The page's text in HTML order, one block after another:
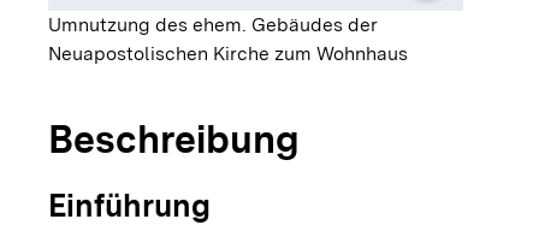
Umnutzung des ehem. Gebäudes der
Neuapostolischen Kirche zum Wohnhaus
Beschreibung
Einführung